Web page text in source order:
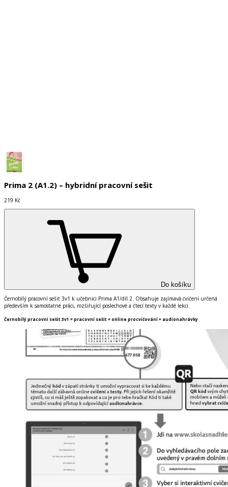
Prima 2 (A1.2) – hybridní pracovní sešit
219 Kč
Do košíku
Černobílý pracovní sešit 3v1 k učebnici Prima A1/díl 2. Obsahuje zajímavá cvičení určená
především k samostatné práci, rozšiřující poslechové a čtecí texty v každé lekci.
Černobílý pracovní sešit 3v1 = pracovní sešit + online procvičování + audionahrávky